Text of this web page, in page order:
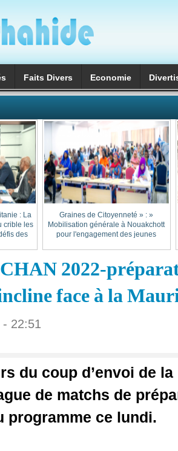
Faits Divers Economie
« Graines de Citoyenneté » :
Mobilisation générale à Nouakchott
pour l'engagement des jeunes
: La
crible les
des
2022-
face à la
- 22:51
du coup d’envoi de
de matchs de
programme ce lundi.